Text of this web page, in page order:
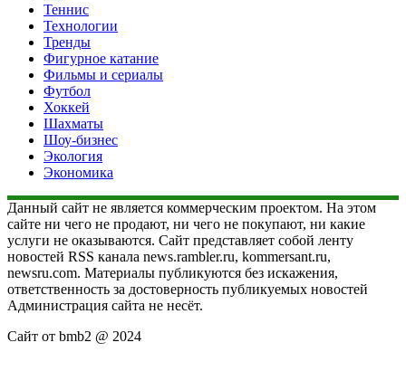
Теннис
Технологии
Тренды
Фигурное катание
Фильмы и сериалы
Футбол
Хоккей
Шахматы
Шоу-бизнес
Экология
Экономика
Данный сайт не является коммерческим проектом. На этом
сайте ни чего не продают, ни чего не покупают, ни какие
услуги не оказываются. Сайт представляет собой ленту
новостей RSS канала news.rambler.ru, kommersant.ru,
newsru.com. Материалы публикуются без искажения,
ответственность за достоверность публикуемых новостей
Администрация сайта не несёт.
Сайт от bmb2 @ 2024